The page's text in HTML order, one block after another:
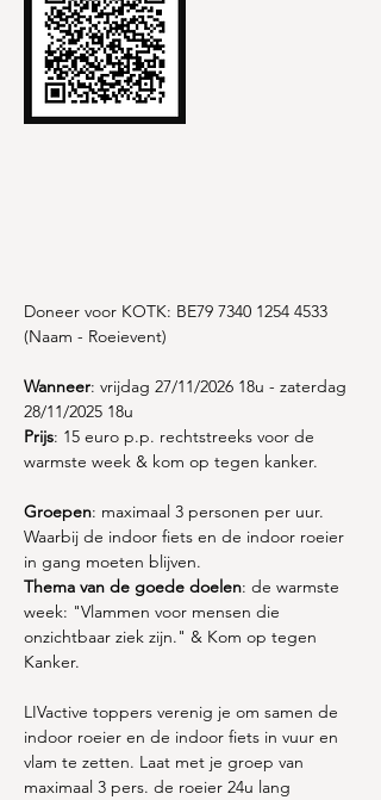
Doneer voor KOTK: BE79 7340 1254 4533
(Naam - Roeievent)
Wanneer: vrijdag 27/11/2026 18u - zaterdag
28/11/2025 18u
Prijs: 15 euro p.p. rechtstreeks voor de
warmste week & kom op tegen kanker.
Groepen: maximaal 3 personen per uur.
Waarbij de indoor fiets en de indoor roeier
in gang moeten blijven.
Thema van de goede doelen: de warmste
week: "Vlammen voor mensen die
onzichtbaar ziek zijn." & Kom op tegen
Kanker.
LIVactive toppers verenig je om samen de
indoor roeier en de indoor fiets in vuur en
vlam te zetten. Laat met je groep van
maximaal 3 pers. de roeier 24u lang